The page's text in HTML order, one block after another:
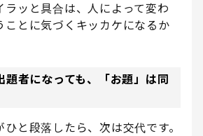
ラッと具合は、人によって変わ
ことに気づくキッカケになるか
題者になっても、「お題」は同
と段落したら、次は交代です。